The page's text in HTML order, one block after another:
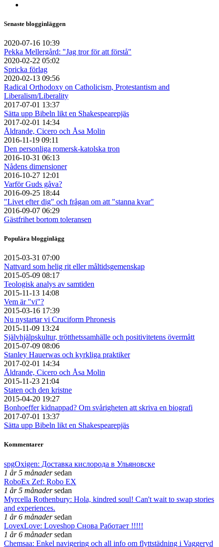
Senaste blogginläggen
2020-07-16 10:39
Pekka Mellergård: "Jag tror för att förstå"
2020-02-22 05:02
Spricka förlag
2020-02-13 09:56
Radical Orthodoxy on Catholicism, Protestantism and
Liberalism/Liberality
2017-07-01 13:37
Sätta upp Bibeln likt en Shakespearepjäs
2017-02-01 14:34
Åldrande, Cicero och Åsa Molin
2016-11-19 09:11
Den personliga romersk-katolska tron
2016-10-31 06:13
Nådens dimensioner
2016-10-27 12:01
Varför Guds gåva?
2016-09-25 18:44
"Livet efter dig" och frågan om att "stanna kvar"
2016-09-07 06:29
Gästfrihet bortom toleransen
Populära blogginlägg
2015-03-31 07:00
Nattvard som helig rit eller måltidsgemenskap
2015-05-09 08:17
Teologisk analys av samtiden
2015-11-13 14:08
Vem är "vi"?
2015-03-16 17:39
Nu nystartar vi Cruciform Phronesis
2015-11-09 13:24
Självhjälpskultur, trötthetssamhälle och positivitetens övermått
2015-07-09 08:06
Stanley Hauerwas och kyrkliga praktiker
2017-02-01 14:34
Åldrande, Cicero och Åsa Molin
2015-11-23 21:04
Staten och den kristne
2015-04-20 19:27
Bonhoeffer kidnappad? Om svårigheten att skriva en biografi
2017-07-01 13:37
Sätta upp Bibeln likt en Shakespearepjäs
Kommentarer
spgOxigen: Доставка кислорода в Ульяновске
1 år 5 månadersedan
RoboEx Zef: Robo EX
1 år 5 månadersedan
Myrcella Rothenbury: Hola, kindred soul! Can't wait to swap stories
and experiences.
1 år 6 månadersedan
LovexLove: Loveshop Снова Работает !!!!!
1 år 6 månadersedan
Chemsaa: Enkel navigering och all info om flyttstädning i Vaggeryd